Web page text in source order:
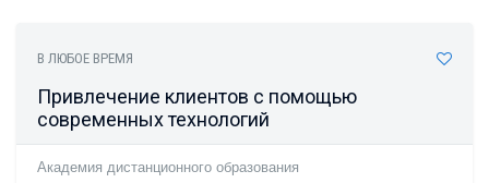
В ЛЮБОЕ ВРЕМЯ
Привлечение клиентов с помощью
современных технологий
Академия дистанционного образования